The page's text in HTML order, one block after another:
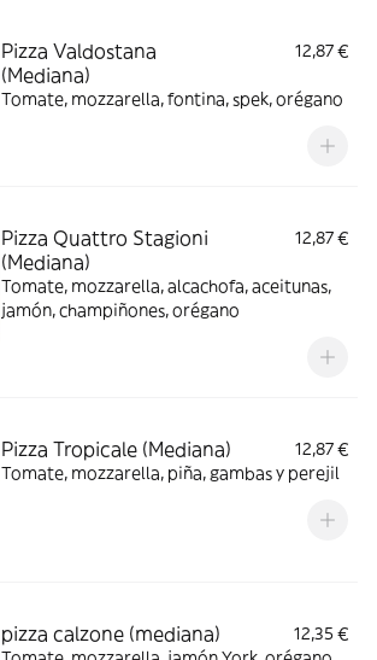
Pizza Valdostana
(Mediana)
12,87 €
Tomate, mozzarella, fontina, spek, orégano
Pizza Quattro Stagioni
(Mediana)
12,87 €
Tomate, mozzarella, alcachofa, aceitunas,
jamón, champiñones, orégano
Pizza Tropicale (Mediana)
12,87 €
Tomate, mozzarella, piña, gambas y perejil
pizza calzone (mediana)
12,35 €